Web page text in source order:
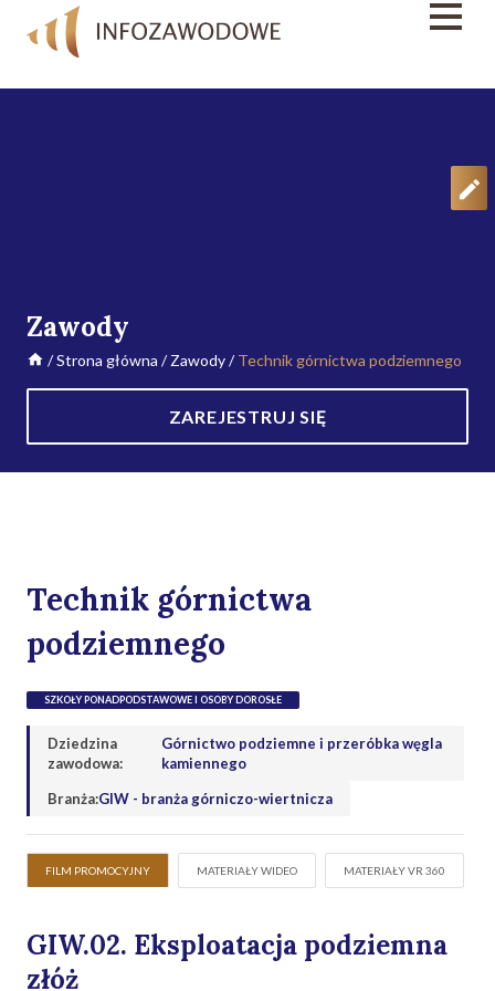
Zawody
/Strona główna /Zawody/Technik górnictwa podziemnego
ZAREJESTRUJ SIĘ
Technik górnictwa
podziemnego
SZKOŁY PONADPODSTAWOWE I OSOBY DOROSŁE
Dziedzina
zawodowa:
Górnictwo podziemne i przeróbka węgla
kamiennego
Branża:GIW - branża górniczo-wiertnicza
FILM PROMOCYJNY MATERIAŁY WIDEO MATERIAŁY VR 360
GIW.02. Eksploatacja podziemna
złóż